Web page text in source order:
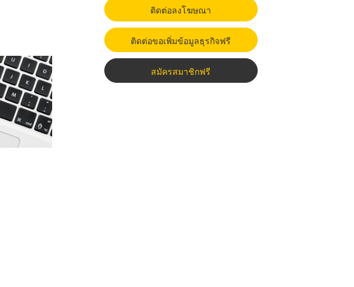
ติดต่อลงโฆษณา
ติดต่อขอเพิ่มข้อมูลธุรกิจฟรี
สมัครสมาชิกฟรี